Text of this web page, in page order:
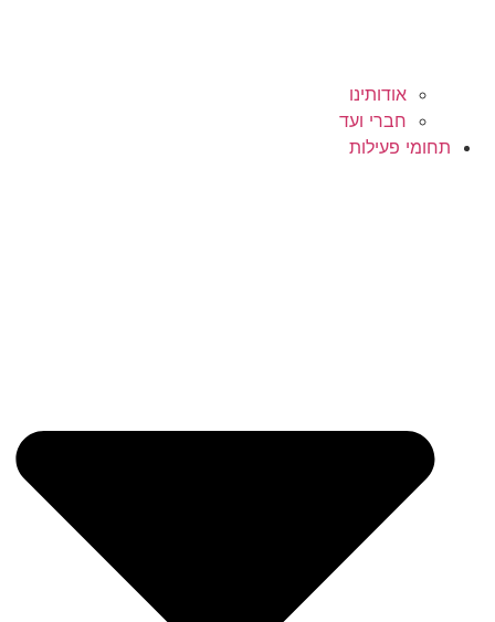
אודותינו
חברי ועד
תחומי פעילות